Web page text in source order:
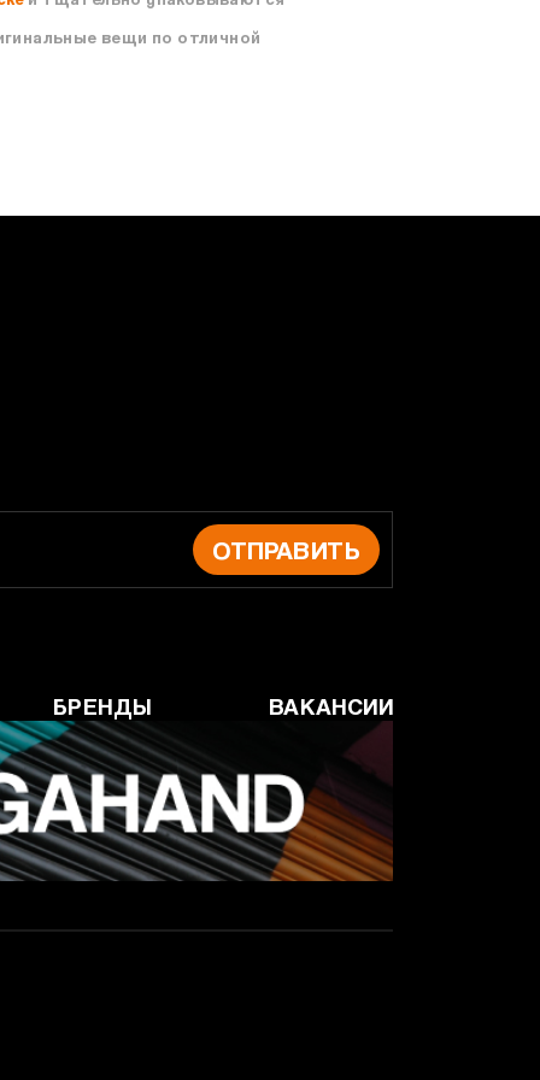
вещи по отличной
ОТПРАВИТЬ
БРЕНДЫ ВАКАНСИИ